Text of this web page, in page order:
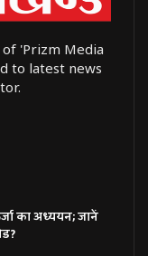
'Prizm Media
to latest news
का अध्ययन; जानें